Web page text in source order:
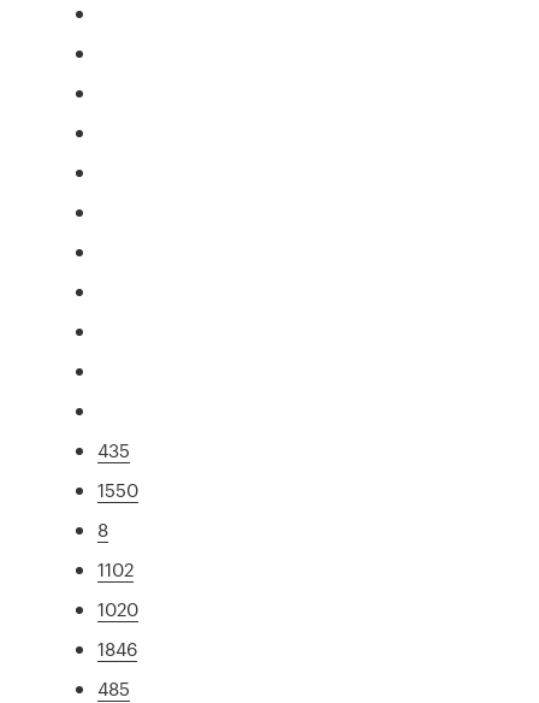
435
1550
8
1102
1020
1846
485